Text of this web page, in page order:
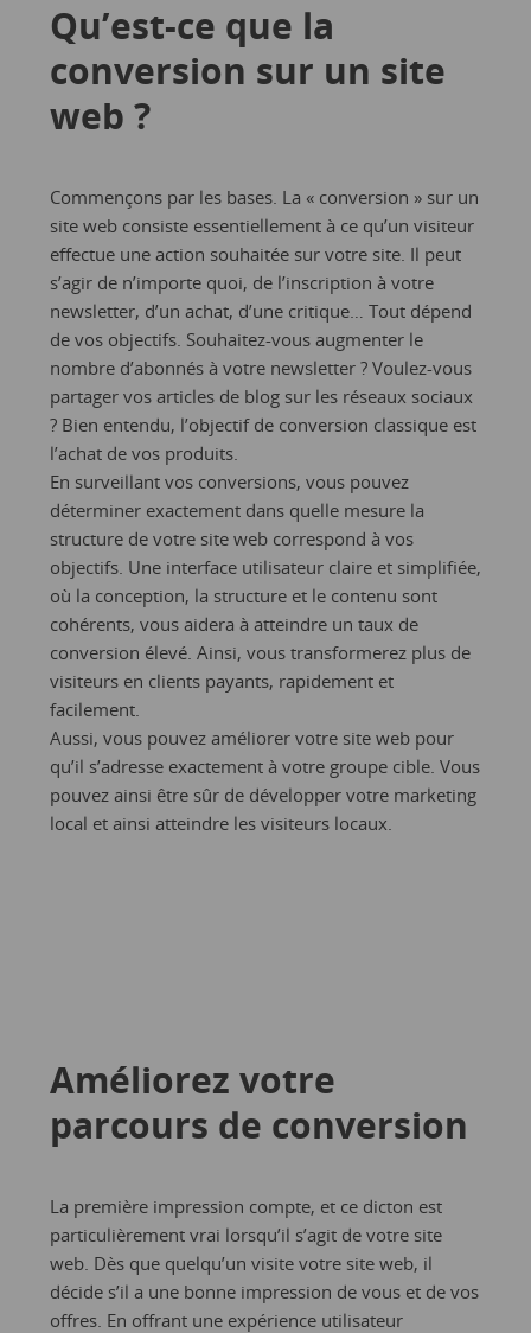
Qu’est-ce que la
conversion sur un site
web ?
Commençons par les bases. La « conversion » sur un
site web consiste essentiellement à ce qu’un visiteur
effectue une action souhaitée sur votre site. Il peut
s’agir de n’importe quoi, de l’inscription à votre
newsletter, d’un achat, d’une critique… Tout dépend
de vos objectifs. Souhaitez-vous augmenter le
nombre d’abonnés à votre newsletter ? Voulez-vous
partager vos articles de blog sur les réseaux sociaux
? Bien entendu, l’objectif de conversion classique est
l’achat de vos produits.
En surveillant vos conversions, vous pouvez
déterminer exactement dans quelle mesure la
structure de votre site web correspond à vos
objectifs. Une interface utilisateur claire et simplifiée,
où la conception, la structure et le contenu sont
cohérents, vous aidera à atteindre un taux de
conversion élevé. Ainsi, vous transformerez plus de
visiteurs en clients payants, rapidement et
facilement.
Aussi, vous pouvez améliorer votre site web pour
qu’il s’adresse exactement à votre groupe cible. Vous
pouvez ainsi être sûr de développer votre marketing
local et ainsi atteindre les visiteurs locaux.
Améliorez votre
parcours de conversion
La première impression compte, et ce dicton est
particulièrement vrai lorsqu’il s’agit de votre site
web. Dès que quelqu’un visite votre site web, il
décide s’il a une bonne impression de vous et de vos
offres. En offrant une expérience utilisateur